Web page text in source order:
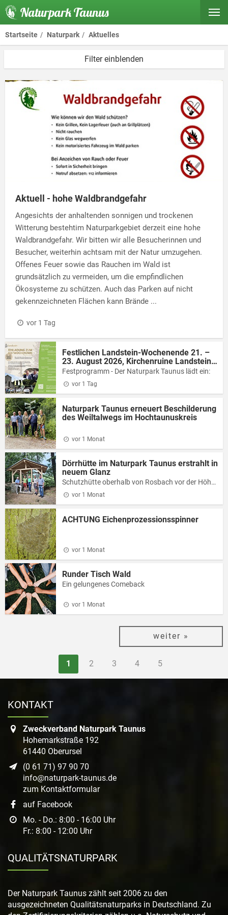
Naturpark Taunus
Startseite Naturpark Aktuelles
Filter einblenden
Aktuell - hohe Waldbrandgefahr
Angesichts der anhaltenden sonnigen und trockenen
Witterung bestehtim Naturparkgebiet derzeit eine hohe
Waldbrandgefahr. Wir bitten wir alle Besucherinnen und
Besucher, weiterhin achtsam mit der Natur umzugehen.
Offenes Feuer sowie das Rauchen im Wald ist
grundsätzlich zu vermeiden, um die empfindlichen
Ökosysteme zu schützen. Auch das Parken auf nicht
gekennzeichneten Flächen kann Brände ...
vor 1 Tag
Festlichen Landstein-Wochenende 21. –
23. August 2026, Kirchenruine Landstein
(Weilrod)
Festprogramm - Der Naturpark Taunus lädt ein:
vor 1 Tag
Naturpark Taunus erneuert Beschilderung
des Weiltalwegs im Hochtaunuskreis
vor 1 Monat
Dörrhütte im Naturpark Taunus erstrahlt in
neuem Glanz
Schutzhütte oberhalb von Rosbach vor der Höhe umfassend erneuert
vor 1 Monat
ACHTUNG Eichenprozessionsspinner
vor 1 Monat
Runder Tisch Wald
Ein gelungenes Comeback
vor 1 Monat
weiter »
1 2 3 4 5
KONTAKT
Zweckverband Naturpark Taunus
Hohemarkstraße 192
61440 Oberursel
(0 61 71) 97 90 70
info@naturpark-taunus.de
zum Kontaktformular
auf Facebook
Mo. - Do.: 8:00 - 16:00 Uhr
Fr.: 8:00 - 12:00 Uhr
QUALITÄTSNATURPARK
Der Naturpark Taunus zählt seit 2006 zu den
ausgezeichneten Qualitätsnaturparks in Deutschland. Zu